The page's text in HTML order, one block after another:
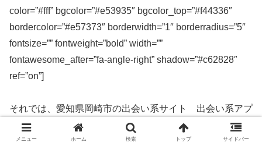
color=”#fff” bgcolor=”#e53935″ bgcolor_top=”#f44336″
bordercolor=”#e57373″ borderwidth=”1″ borderradius=”5″
fontsize=”” fontweight=”bold” width=””
fontawesome_after=”fa-angle-right” shadow=”#c62828″
ref=”on”]
それでは、愛知県岡崎市の出会い系サイト 出会い系アプ
リを実際に使ってみた感想などを解説します。
メニュー ホーム 検索 トップ サイドバー